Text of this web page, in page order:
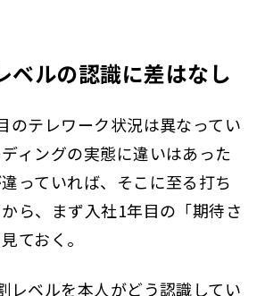
ベルの認識に差はなし
のテレワーク状況は異なってい
ィングの実態に違いはあった
っていれば、そこに至る打ち
ら、まず入社1年目の「期待さ
ておく。
レベルを本人がどう認識してい